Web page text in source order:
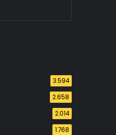
3.594
2.658
2.014
1.768